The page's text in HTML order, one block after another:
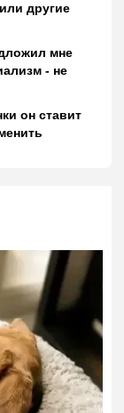
другие
мне
- не
он ставит